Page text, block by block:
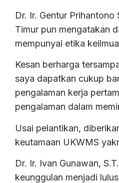
Dr. Ir. Gentur
Timur pun mengatakan
mempunyai etika
Kesan berharga
saya dapatkan cukup
pengalaman kerja
pengalaman dalam
Usai pelantikan,
keutamaan UKWMS
Dr. Ir. Ivan Gunawan,
keunggulan menjadi